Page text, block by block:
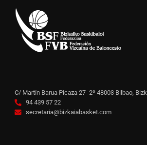
C/ Martín Barua Picaza 27- 2º 48003 Bilbao,
94 439 57 22
secretaria@bizkaiabasket.com